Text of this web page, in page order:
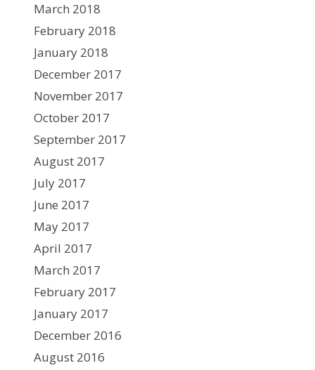
March 2018
February 2018
January 2018
December 2017
November 2017
October 2017
September 2017
August 2017
July 2017
June 2017
May 2017
April 2017
March 2017
February 2017
January 2017
December 2016
August 2016